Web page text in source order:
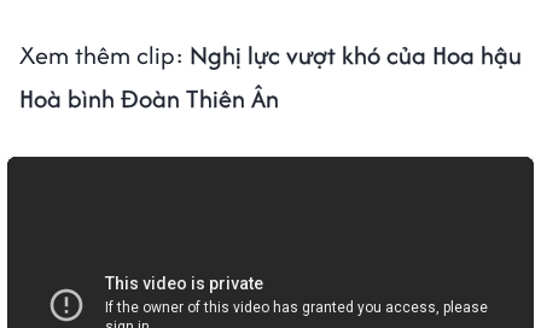
Xem thêm clip: Nghị lực vượt khó của Hoa hậu
Hoà bình Đoàn Thiên Ân